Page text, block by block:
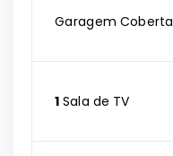
Garagem Coberta
1 Sala de TV